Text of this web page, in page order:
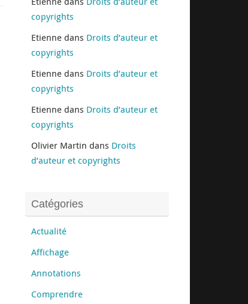
copyrights
Etienne dans Droits d’auteur et
copyrights
Etienne dans Droits d’auteur et
copyrights
Etienne dans Droits d’auteur et
copyrights
Olivier Martin dans Droits
d’auteur et copyrights
Catégories
Actualité
Affichage
Annotations
Comprendre